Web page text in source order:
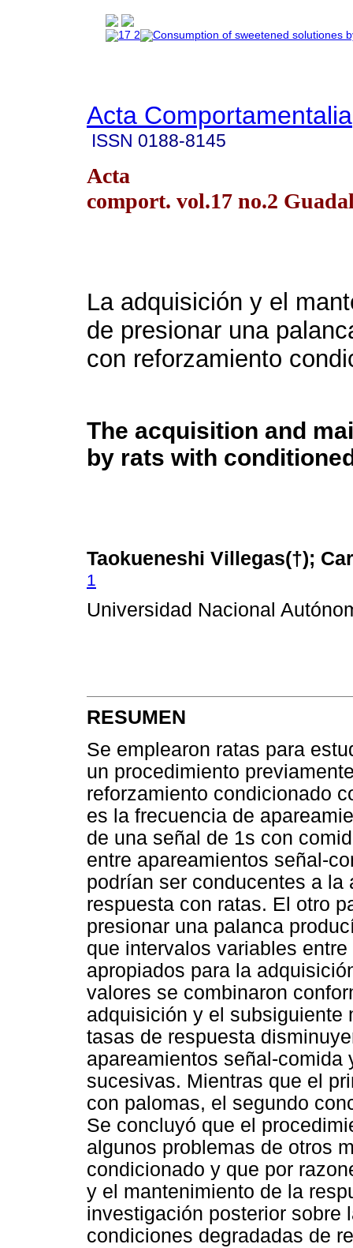
Acta Comportamentalia
ISSN 0188-8145
Acta
comport. vol.17 no.2
La adquisición y el
de presionar una
con reforzamiento
The acquisition and
by rats with
Taokueneshi Villegas(†);
1
Universidad Nacional
RESUMEN
Se emplearon ratas para
un procedimiento
reforzamiento condicionado
es la frecuencia de
de una señal de 1s con
entre apareamientos señal-
podrían ser conducentes a
respuesta con ratas. El otro
presionar una palanca
que intervalos variables
apropiados para la
valores se combinaron
adquisición y el subsiguiente
tasas de respuesta
apareamientos señal-
sucesivas. Mientras que el
con palomas, el segundo
Se concluyó que el
algunos problemas de otros
condicionado y que por
y el mantenimiento de la
investigación posterior sobre
condiciones degradadas de